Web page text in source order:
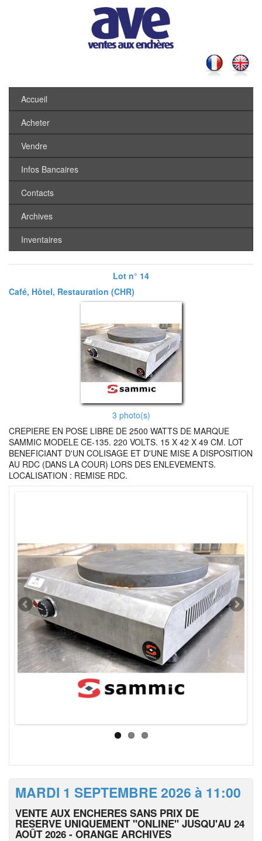
Accueil
Acheter
Vendre
Infos Bancaires
Contacts
Archives
Inventaires
Lot n° 14
Café, Hôtel, Restauration (CHR)
3 photo(s)
CREPIERE EN POSE LIBRE DE 2500 WATTS DE MARQUE
SAMMIC MODELE CE-135. 220 VOLTS. 15 X 42 X 49 CM. LOT
BENEFICIANT D'UN COLISAGE ET D'UNE MISE A DISPOSITION
AU RDC (DANS LA COUR) LORS DES ENLEVEMENTS.
LOCALISATION : REMISE RDC.
MARDI 1 SEPTEMBRE 2026 à 11:00
VENTE AUX ENCHERES SANS PRIX DE
RESERVE UNIQUEMENT "ONLINE" JUSQU'AU 24
AOÛT 2026 - ORANGE ARCHIVES